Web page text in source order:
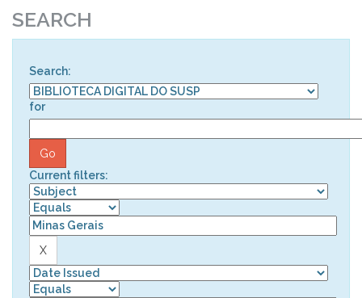
SEARCH
Search:
for
Current filters: